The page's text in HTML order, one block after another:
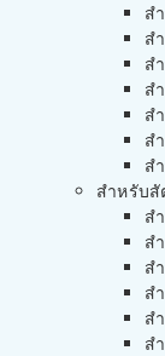
ส
ส
ส
ส
ส
ส
ส
สำหรับสั
ส
ส
ส
ส
ส
ส